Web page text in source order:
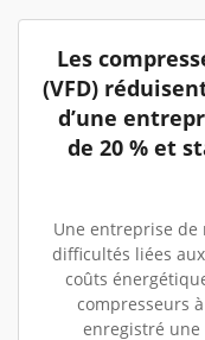
Les
(VFD)
d’une
de 20 % et
Une entreprise
difficultés liées
coûts
compresseurs
enregistré une